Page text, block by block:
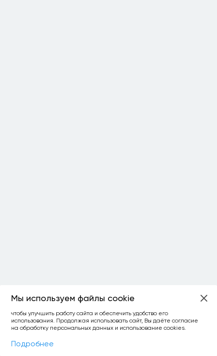
Фильтры
Мы используем файлы cookie
чтобы улучшить работу сайта и обеспечить удобство его
использования. Продолжая использовать сайт, Вы даёте согласие
на обработку персональных данных и использование cookies.
Подробнее
ОСТАЛОСЬ:
уточнить фильтр сравнить топ-3
спросить ИИ